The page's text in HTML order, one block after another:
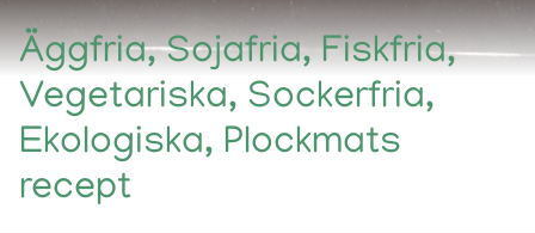
Äggfria, Sojafria, Fiskfria,
Vegetariska, Sockerfria,
Ekologiska, Plockmats
recept